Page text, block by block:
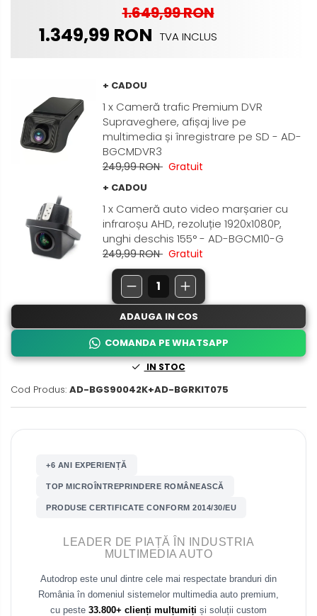
Mitsubishi
Mazda
Honda
Chrysler
Smart
Volvo
Iveco
Ssangyong
Dodge
Rame adaptoare Daihatsu
Rame adaptoare Kia
Rame adaptoare Alfa Romeo
Rame adaptoare Nissan
Rame adaptoare Fiat
Rame adaptoare Hyundai
Rame adaptoare Chevrolet
Rame adaptoare Mitsubishi
Rame adaptoare Jeep
Rame adaptoare Dodge
Rame adaptoare Iveco
Rame adaptoare Land Rover
Rame adaptoare Ssangyong
Rame adaptoare Hummer
1.649,99 RON
1.349,99 RON TVA INCLUS
+6 ANI EXPERIENȚĂ
TOP MICROÎNTREPRINDERE ROMÂNEASCĂ
PRODUSE CERTIFICATE CONFORM 2014/30/EU
LEADER DE PIAȚĂ ÎN INDUSTRIA
MULTIMEDIA AUTO
Autodrop este unul dintre cele mai respectate branduri din
România în domeniul sistemelor multimedia auto premium,
cu peste 33.800+ clienți mulțumiți și soluții custom
IN STOC
+ CADOU
1 x Cameră trafic Premium DVR
Supraveghere, afișaj live pe
multimedia și înregistrare pe SD - AD-
BGCMDVR3
249,99 RON Gratuit
+ CADOU
1 x Cameră auto video marșarier cu
infraroșu AHD, rezoluție 1920x1080P,
unghi deschis 155° - AD-BGCM10-G
249,99 RON Gratuit
ADAUGA IN COS
COMANDA PE WHATSAPP
Cod Produs: AD-BGS90042K+AD-BGRKIT075